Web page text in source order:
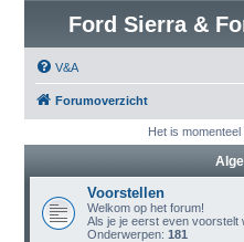
Ford Sierra &
V&A
Forumoverzicht
Het is
Voorstellen
Welkom op het forum!
Als je je eerst even voorstelt
Onderwerpen: 181